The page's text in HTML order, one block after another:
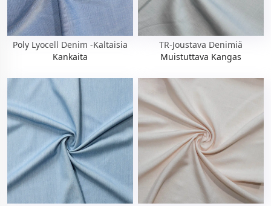
Poly Lyocell Denim -kaltaisia
Kankaita
TR-Joustava Denimiä
Muistuttava Kangas